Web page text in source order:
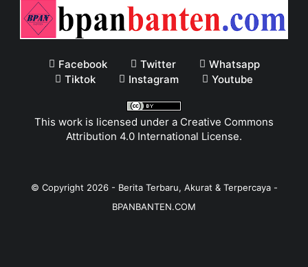
Facebook Twitter
Whatsapp
Tiktok
Instagram Youtube
This work is licensed under a Creative Commons
Attribution 4.0 International License.
© Copyright 2026- Berita Terbaru, Akurat & Terpercaya -
BPANBANTEN.COM